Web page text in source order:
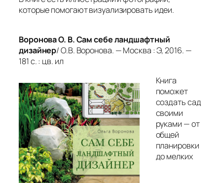
которые помогают визуализировать идеи.
Воронова О. В. Сам себе ландшафтный
дизайнер/ О.В. Воронова. — Москва : Э, 2016. —
181 с. : цв. ил
Книга
поможет
создать сад
своими
руками — от
общей
планировки
до мелких